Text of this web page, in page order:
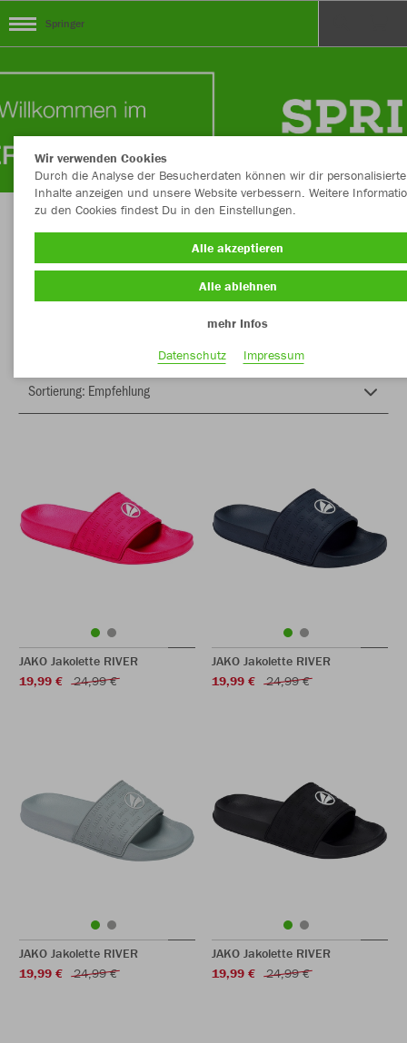
Springer
Herzlich Willkommen Springer Teamshop
JAKO Jakolette RIVER
19,99 €
24,99 €
JAKO Jakolette RIVER
19,99 €
24,99 €
JAKO Jakolette RIVER
19,99 €
24,99 €
JAKO Jakolette RIVER
19,99 €
24,99 €
Wir verwenden Cookies
Durch die Analyse der Besucherdaten können wir dir personalisierte
Inhalte anzeigen und unsere Website verbessern. Weitere
zu den Cookies findest Du in den Einstellungen.
Alle akzeptieren
Alle ablehnen
mehr Infos
Datenschutz
Impressum